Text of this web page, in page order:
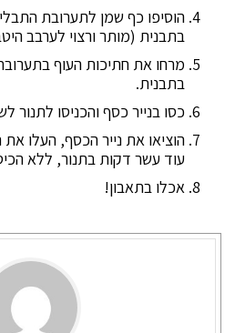
הוסיפו כף שמן לתערובת
בתבנית (מותר ורצוי לערבב
מרחו את חתיכות העוף
בתבנית.
כסו בנייר כסף והכניסו לתנור
עוד עשר דקות בתנור, ללא
אכלו בתאבון!